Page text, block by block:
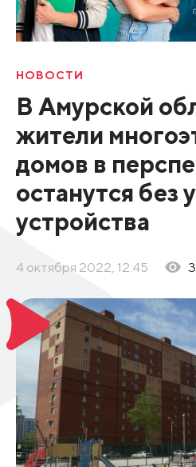
НОВОСТИ
В Амурской
жители
домов в
останутся без
устройства
4 октября 2022, 12:45